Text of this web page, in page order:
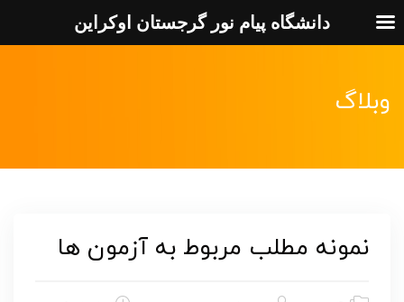
وبلاگ
نمونه مطلب مربوط به آزمون ها
دانشگاه پیام نور گرجستان اوکراین